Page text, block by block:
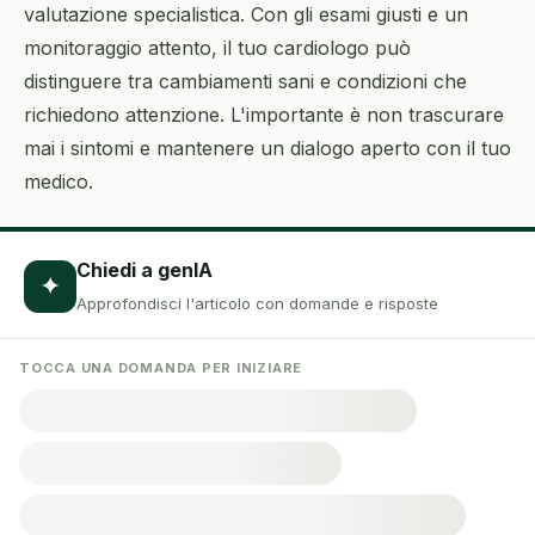
valutazione specialistica. Con gli esami giusti e un
monitoraggio attento, il tuo cardiologo può
distinguere tra cambiamenti sani e condizioni che
richiedono attenzione. L'importante è non trascurare
mai i sintomi e mantenere un dialogo aperto con il tuo
medico.
✦ Chiedi a genIA
Approfondisci l'articolo con domande e risposte
TOCCA UNA DOMANDA PER INIZIARE